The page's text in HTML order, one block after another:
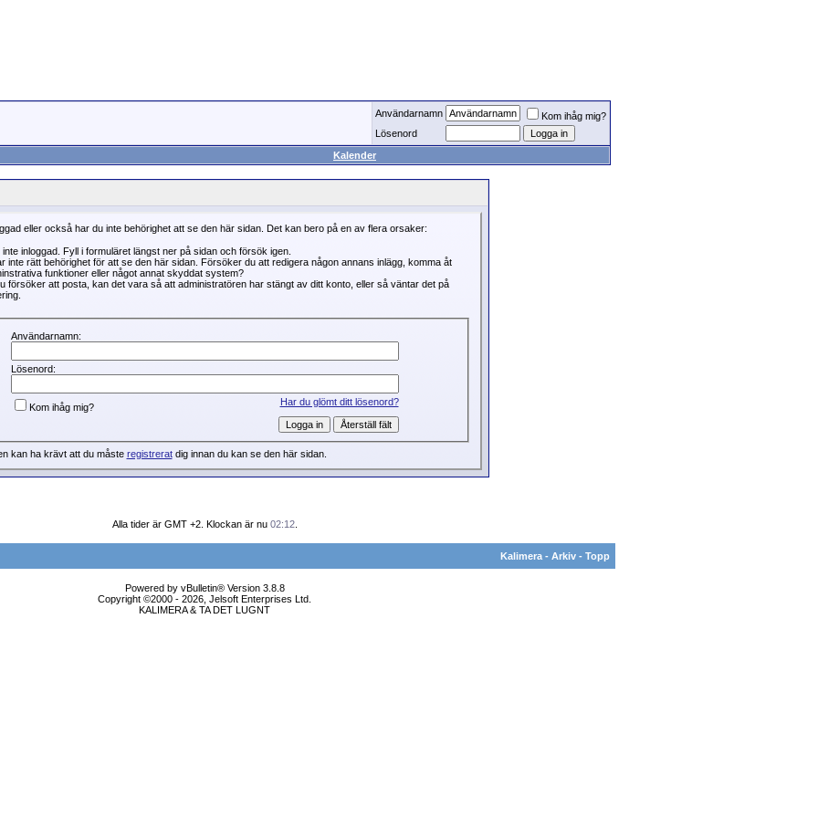
Användarnamn
Kom ihåg mig?
Lösenord
Kalender
eller också har du inte behörighet att se den här sidan. Det kan bero på en av flera orsaker:
inloggad. Fyll i formuläret längst ner på sidan och försök igen.
inte rätt behörighet för att se den här sidan. Försöker du att redigera någon annans inlägg, komma åt
funktioner eller något annat skyddat system?
försöker att posta, kan det vara så att administratören har stängt av ditt konto, eller så väntar det på
Användarnamn:
Lösenord:
Har du glömt ditt lösenord?
Kom ihåg mig?
kan ha krävt att du måste registreratdig innan du kan se den här sidan.
Alla tider är GMT +2. Klockan är nu 02:12.
Kalimera - Arkiv - Topp
Powered by vBulletin® Version 3.8.8
Copyright ©2000 - 2026, Jelsoft Enterprises Ltd.
KALIMERA & TA DET LUGNT